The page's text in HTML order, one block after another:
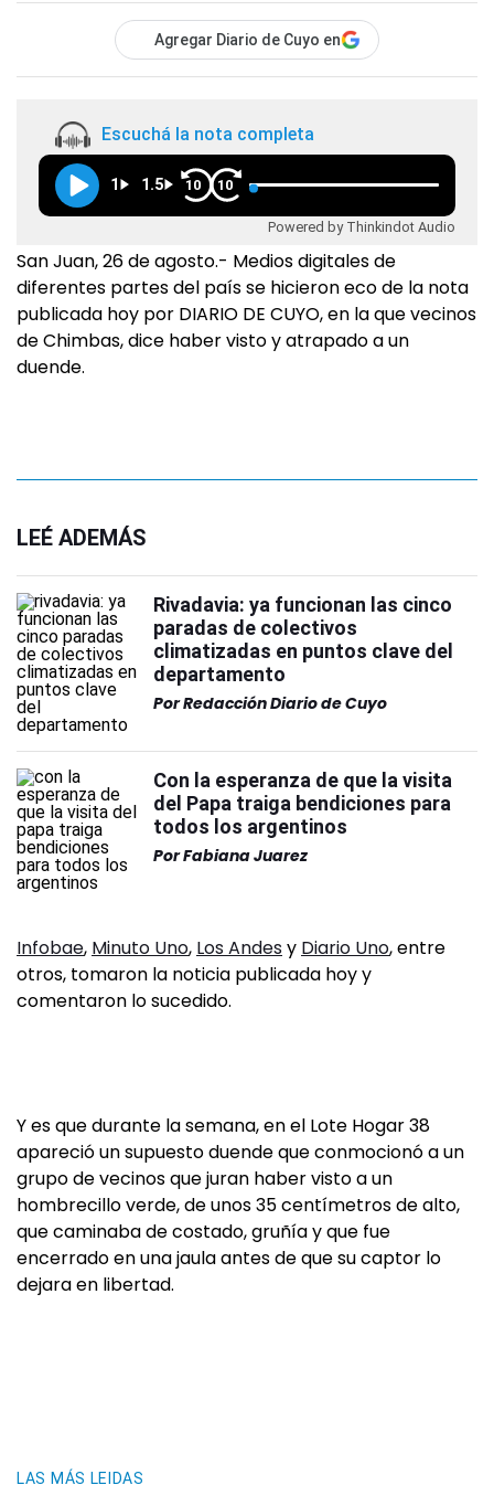
Agregar Diario de Cuyo en
Escuchá la nota completa
1 1.5 10 10
Powered by Thinkindot Audio
San Juan, 26 de agosto.- Medios digitales de
diferentes partes del país se hicieron eco de la nota
publicada hoy por DIARIO DE CUYO, en la que vecinos
de Chimbas, dice haber visto y atrapado a un
duende.
LEÉ ADEMÁS
Rivadavia: ya funcionan las cinco
paradas de colectivos
climatizadas en puntos clave del
departamento
PorRedacción Diario de Cuyo
Con la esperanza de que la visita
del Papa traiga bendiciones para
todos los argentinos
PorFabiana Juarez
Infobae, Minuto Uno, Los Andesy Diario Uno, entre
otros, tomaron la noticia publicada hoy y
comentaron lo sucedido.
Y es que durante la semana, en el Lote Hogar 38
apareció un supuesto duende que conmocionó a un
grupo de vecinos que juran haber visto a un
hombrecillo verde, de unos 35 centímetros de alto,
que caminaba de costado, gruñía y que fue
encerrado en una jaula antes de que su captor lo
dejara en libertad.
LAS MÁS LEIDAS